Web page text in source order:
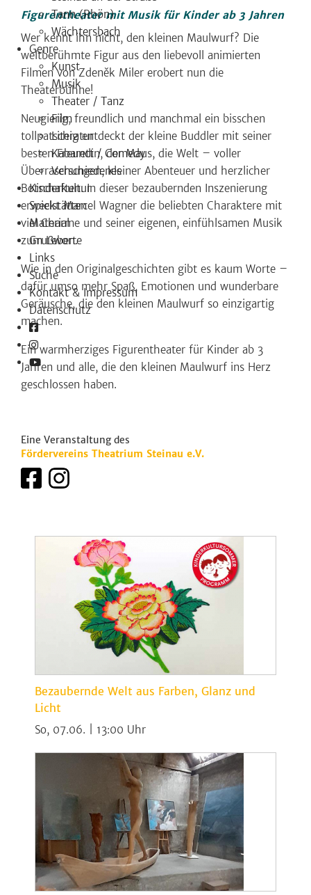
Tann (Rhön)
Wächtersbach
Genre
Kunst
Musik
Theater / Tanz
Film
Literatur
Kabarett / Comedy
Verschiedenes
Kinderkultur
Spielstätten
Material
Grußworte
Links
Suche
Kontakt & Impressum
Datenschutz
Figurentheater mit Musik für Kinder ab 3 Jahren
Wer kennt ihn nicht, den kleinen Maulwurf? Die
weltberühmte Figur aus den liebevoll animierten
Filmen von Zdeněk Miler erobert nun die
Theaterbühne!
Neugierig, freundlich und manchmal ein bisschen
tollpatschig entdeckt der kleine Buddler mit seiner
besten Freundin, der Maus, die Welt – voller
Überraschungen, kleiner Abenteuer und herzlicher
Botschaften. In dieser bezaubernden Inszenierung
erweckt Marcel Wagner die beliebten Charaktere mit
viel Charme und seiner eigenen, einfühlsamen Musik
zum Leben.
Wie in den Originalgeschichten gibt es kaum Worte –
dafür umso mehr Spaß, Emotionen und wunderbare
Geräusche, die den kleinen Maulwurf so einzigartig
machen.
Ein warmherziges Figurentheater für Kinder ab 3
Jahren und alle, die den kleinen Maulwurf ins Herz
geschlossen haben.
Eine Veranstaltung des
Fördervereins Theatrium Steinau e.V.
Bezaubernde Welt aus Farben, Glanz und
Licht
So, 07.06. | 13:00